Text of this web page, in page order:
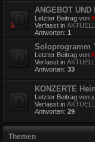
ANGEBOT
Letzter Beitrag von
Verfasst in
Antworten: 1
Soloprogramm
Letzter Beitrag von
Verfasst in
Antworten: 33
KONZERTE
Letzter Beitrag von
Verfasst in
Antworten: 29
Themen